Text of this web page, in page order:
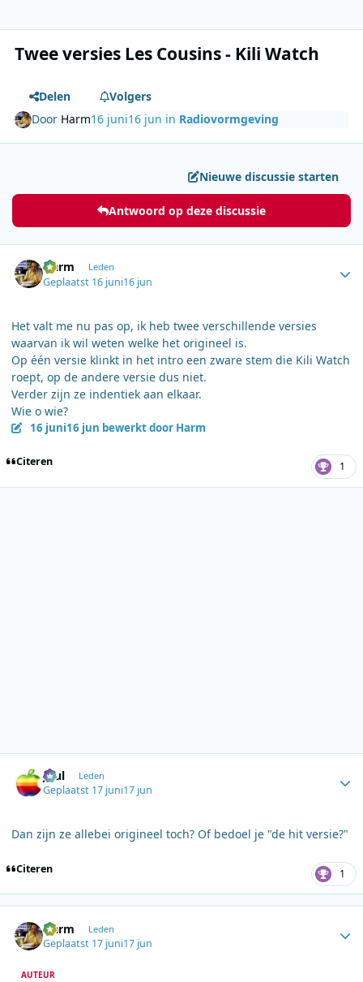
Twee versies Les Cousins - Kili Watch
Delen
Volgers
Door Harm16 juni16 jun in Radiovormgeving
Nieuwe discussie starten
Antwoord op deze discussie
Harm Leden
Geplaatst 16 juni16 jun
Het valt me nu pas op, ik heb twee verschillende versies
waarvan ik wil weten welke het origineel is.
Op één versie klinkt in het intro een zware stem die Kili Watch
roept, op de andere versie dus niet.
Verder zijn ze indentiek aan elkaar.
Wie o wie?
16 juni16 jun bewerkt door Harm
Citeren 1
Juul Leden
Geplaatst 17 juni17 jun
Dan zijn ze allebei origineel toch? Of bedoel je "de hit versie?"
Citeren 1
Harm Leden
Geplaatst 17 juni17 jun
AUTEUR